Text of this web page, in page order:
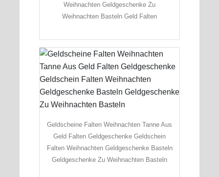
Weihnachten Geldgeschenke Zu
Weihnachten Basteln Geld Falten
Geldscheine Falten Weihnachten Tanne Aus
Geld Falten Geldgeschenke Geldschein
Falten Weihnachten Geldgeschenke Basteln
Geldgeschenke Zu Weihnachten Basteln